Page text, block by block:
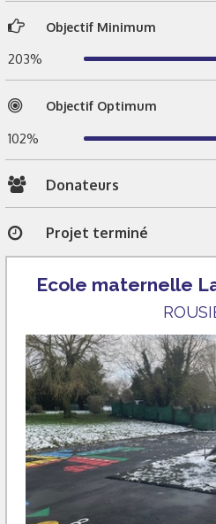
Objectif Minimum
203%
Objectif Optimum
102%
Donateurs
Projet terminé
Ecole maternelle